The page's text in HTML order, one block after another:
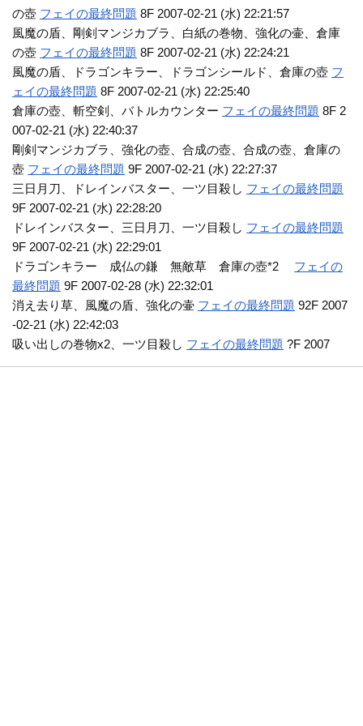
の壺 フェイの最終問題 8F 2007-02-21 (水) 22:21:57
風魔の盾、剛剣マンジカブラ、白紙の巻物、強化の壷、倉庫
の壺 フェイの最終問題 8F 2007-02-21 (水) 22:24:21
風魔の盾、ドラゴンキラー、ドラゴンシールド、倉庫の壺 フ
ェイの最終問題 8F 2007-02-21 (水) 22:25:40
倉庫の壺、斬空剣、バトルカウンター フェイの最終問題 8F 2
007-02-21 (水) 22:40:37
剛剣マンジカブラ、強化の壺、合成の壺、合成の壺、倉庫の
壺 フェイの最終問題 9F 2007-02-21 (水) 22:27:37
三日月刀、ドレインバスター、一ツ目殺し フェイの最終問題
9F 2007-02-21 (水) 22:28:20
ドレインバスター、三日月刀、一ツ目殺し フェイの最終問題
9F 2007-02-21 (水) 22:29:01
ドラゴンキラー 成仏の鎌 無敵草 倉庫の壺*2 フェイの
最終問題 9F 2007-02-28 (水) 22:32:01
消え去り草、風魔の盾、強化の壷 フェイの最終問題 92F 2007
-02-21 (水) 22:42:03
吸い出しの巻物x2、一ツ目殺し フェイの最終問題 ?F 2007